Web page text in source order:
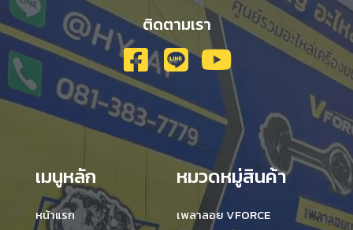
ติดตามเรา
เมนูหลัก
หน้าแรก
หมวดหมู่สินค้า
เพลาลอย VFORCE